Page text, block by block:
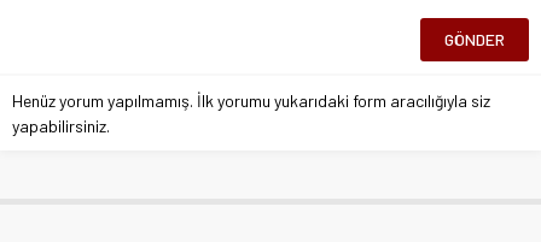
Henüz yorum yapılmamış. İlk yorumu yukarıdaki form aracılığıyla siz
yapabilirsiniz.